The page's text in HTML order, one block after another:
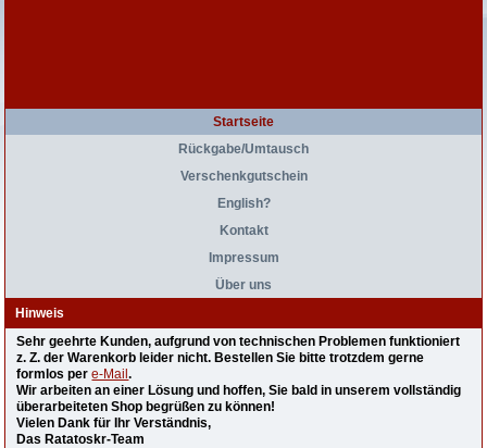
Startseite
Rückgabe/Umtausch
Verschenkgutschein
English?
Kontakt
Impressum
Über uns
Hinweis
Sehr geehrte Kunden, aufgrund von technischen Problemen funktioniert
z. Z. der Warenkorb leider nicht. Bestellen Sie bitte trotzdem gerne
formlos pere-Mail.
Wir arbeiten an einer Lösung und hoffen, Sie bald in unserem vollständig
überarbeiteten Shop begrüßen zu können!
Vielen Dank für Ihr Verständnis,
Das Ratatoskr-Team